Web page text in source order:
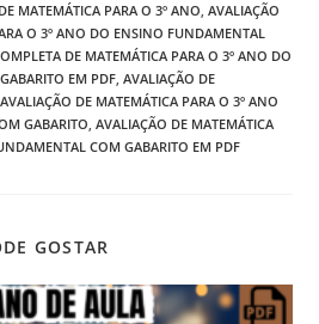
MATEMÁTICA PARA O 3º ANO, AVALIAÇÃO
O 3º ANO DO ENSINO FUNDAMENTAL
DE MATEMÁTICA PARA O 3º ANO DO
EM PDF, AVALIAÇÃO DE
AVALIAÇÃO DE MATEMÁTICA PARA O 3º ANO
GABARITO, AVALIAÇÃO DE MATEMÁTICA
COM GABARITO EM PDF
GOSTAR